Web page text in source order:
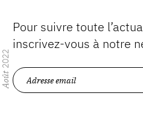
Août
2022
Pour suivre toute
inscrivez-vous à notre